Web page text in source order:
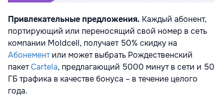
Привлекательные предложения. Каждый абонент,
портирующий или переносящий свой номер в сеть
компании Moldcell, получает 50% скидку на
Абонементили может выбрать Рождественский
пакетCartela, предлагающий 5000 минут в сети и 50
ГБ трафика в качестве бонуса – в течение целого
года.